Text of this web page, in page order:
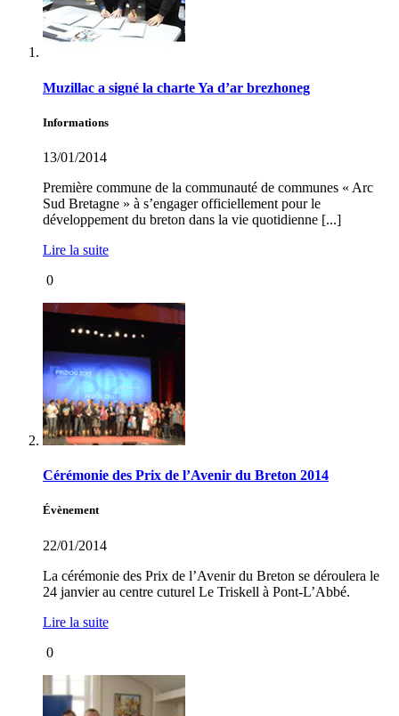
Muzillac a signé la charte Ya d’ar brezhoneg
Informations
13/01/2014
Première commune de la communauté de communes « Arc
Sud Bretagne » à s’engager officiellement pour le
développement du breton dans la vie quotidienne [...]
Lire la suite
0
Cérémonie des Prix de l’Avenir du Breton 2014
Évènement
22/01/2014
La cérémonie des Prix de l’Avenir du Breton se déroulera le
24 janvier au centre cuturel Le Triskell à Pont-L’Abbé.
Lire la suite
0